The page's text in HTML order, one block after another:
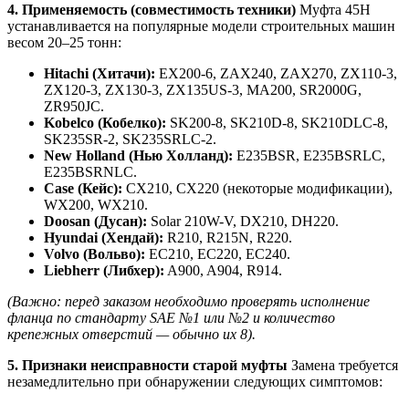
4. Применяемость (совместимость техники) Муфта 45H
устанавливается на популярные модели строительных машин
весом 20–25 тонн:
Hitachi (Хитачи): EX200-6, ZAX240, ZAX270, ZX110-3,
ZX120-3, ZX130-3, ZX135US-3, MA200, SR2000G,
ZR950JC.
Kobelco (Кобелко): SK200-8, SK210D-8, SK210DLC-8,
SK235SR-2, SK235SRLC-2.
New Holland (Нью Холланд): E235BSR, E235BSRLC,
E235BSRNLC.
Case (Кейс): CX210, CX220 (некоторые модификации),
WX200, WX210.
Doosan (Дусан): Solar 210W-V, DX210, DH220.
Hyundai (Хендай): R210, R215N, R220.
Volvo (Вольво): EC210, EC220, EC240.
Liebherr (Либхер): A900, A904, R914.
(Важно: перед заказом необходимо проверять исполнение
фланца по стандарту SAE №1 или №2 и количество
крепежных отверстий — обычно их 8).
5. Признаки неисправности старой муфты Замена требуется
незамедлительно при обнаружении следующих симптомов: